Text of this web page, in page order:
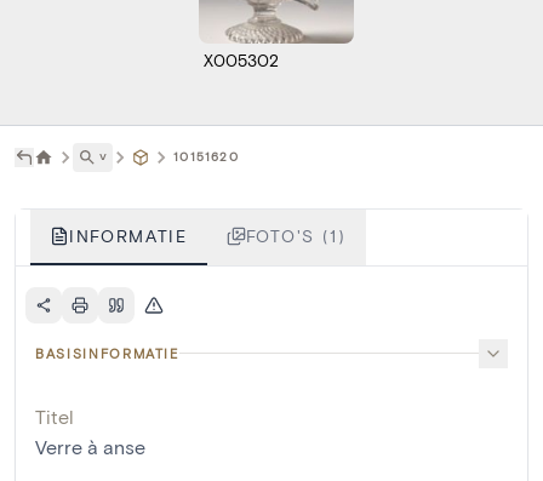
X005302
˅ 10151620
INFORMATIE FOTO'S (1)
BASISINFORMATIE
Titel
Verre à anse